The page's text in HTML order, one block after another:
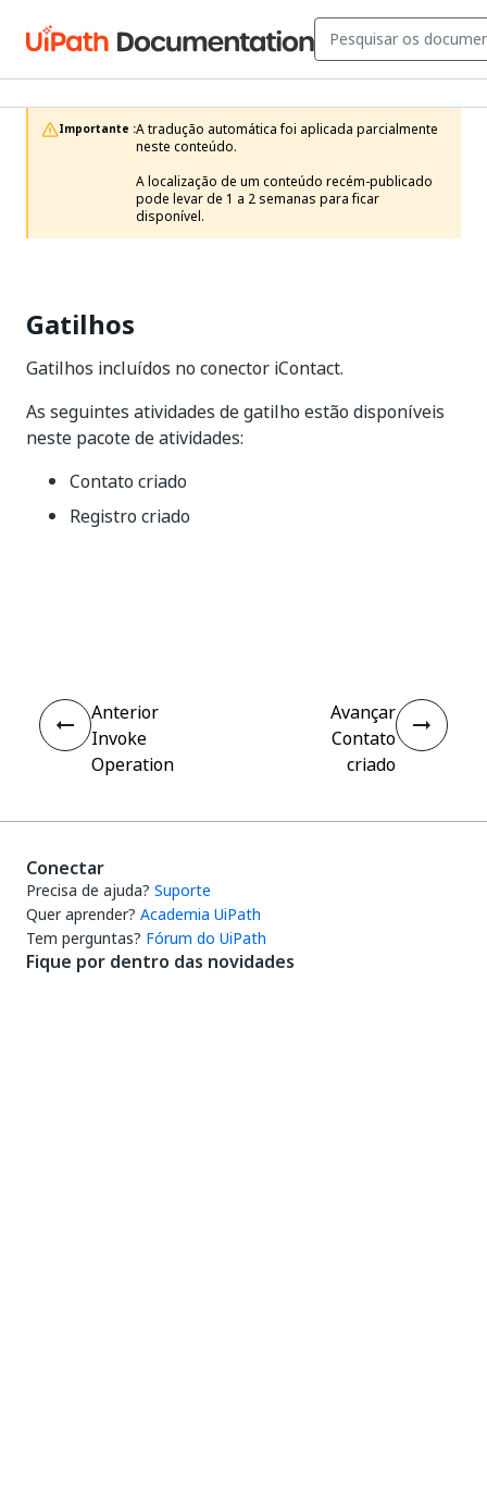
Importante :A tradução automática foi aplicada parcialmente
neste conteúdo.
A localização de um conteúdo recém-publicado
pode levar de 1 a 2 semanas para ficar
disponível.
Gatilhos
Gatilhos incluídos no conector iContact.
As seguintes atividades de gatilho estão disponíveis
neste pacote de atividades:
Contato criado
Registro criado
Anterior
Invoke
Operation
Avançar
Contato
criado
Conectar
Precisa de ajuda? Suporte
Quer aprender? Academia UiPath
Tem perguntas? Fórum do UiPath
Fique por dentro das novidades